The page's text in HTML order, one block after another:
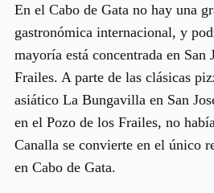
En el Cabo de Gata no hay una
gastronómica internacional, y
mayoría está concentrada en San
Frailes. A parte de las clásicas
asiático La Bungavilla en San
en el Pozo de los Frailes, no
Canalla se convierte en el único
en Cabo de Gata.